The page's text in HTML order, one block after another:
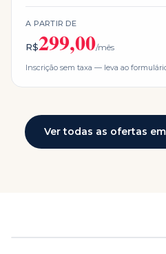
A PARTIR DE
R$299,00/mês
Inscrição sem taxa — leva ao
Ver todas as ofertas em